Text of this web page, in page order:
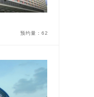
预约量：62